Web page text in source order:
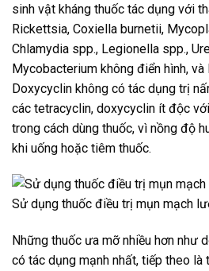
sinh vật kháng thuốc tác dụng với
Rickettsia, Coxiella burnetii,
Chlamydia spp., Legionella spp.,
Mycobacterium không điển hình,
Doxycyclin không có tác dụng trị
các tetracyclin, doxycyclin ít độc
trong cách dùng thuốc, vì nồng độ
khi uống hoặc tiêm thuốc.
Sử dụng thuốc điều trị mụn mạch
Những thuốc ưa mỡ nhiều hơn như
có tác dụng mạnh nhất, tiếp theo là